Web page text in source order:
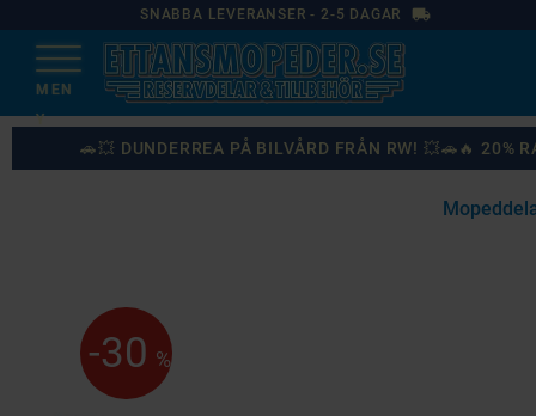
SNABBA LEVERANSER - 2-5 DAGAR local_shipping
🚗💥 DUNDERREA PÅ BILVÅRD FRÅN RW! 💥🚗🔥 20%
30 %